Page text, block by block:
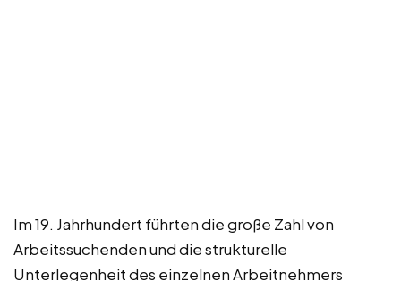
Im 19. Jahrhundert führten die große Zahl von
Arbeitssuchenden und die strukturelle
Unterlegenheit des einzelnen Arbeitnehmers